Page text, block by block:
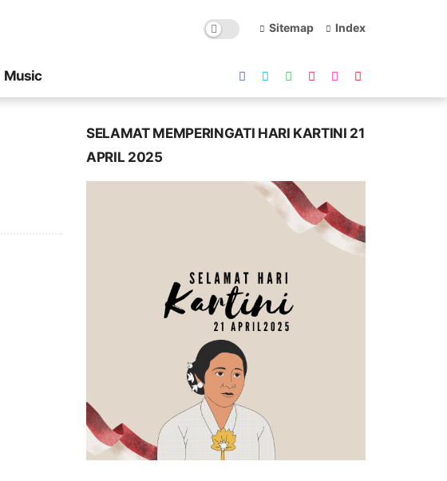
Sitemap Index
Music
SELAMAT MEMPERINGATI HARI KARTINI 21
APRIL 2025